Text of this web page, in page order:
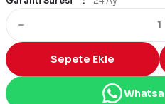
Sepete Ekle